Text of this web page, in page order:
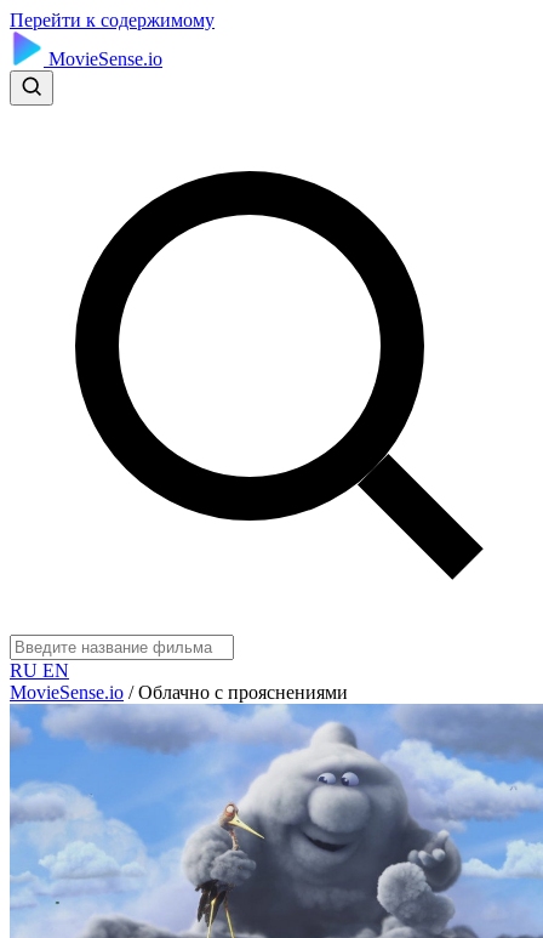
Перейти к содержимому
MovieSense.io
RU EN
MovieSense.io / Облачно с прояснениями